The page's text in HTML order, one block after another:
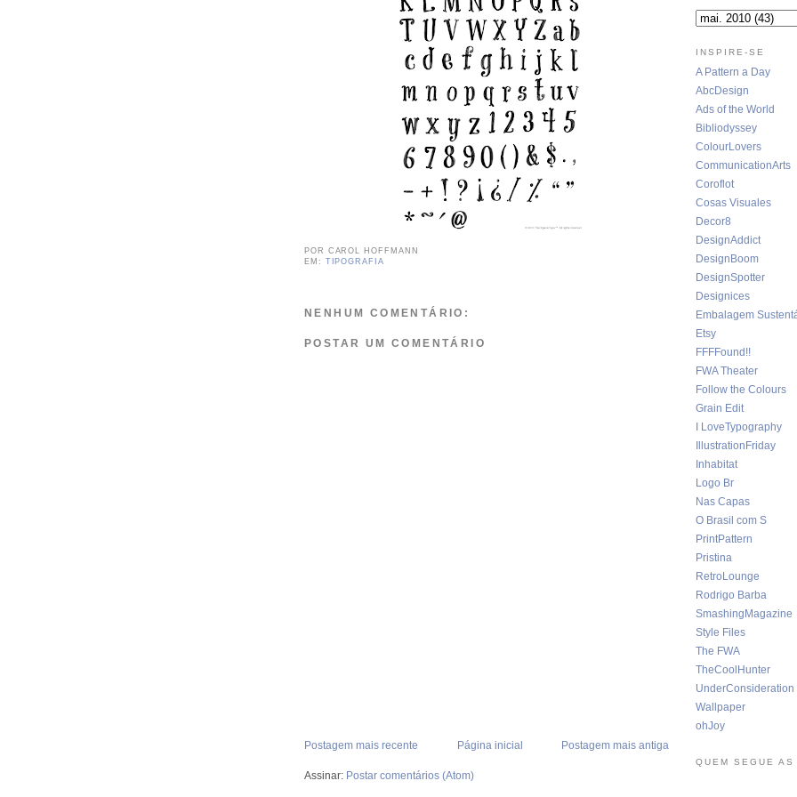
POR CAROL HOFFMANN
EM: TIPOGRAFIA
NENHUM COMENTÁRIO:
POSTAR UM COMENTÁRIO
Postagem mais recente Postagem mais antiga
Página inicial
Assinar: Postar comentários (Atom)
INSPIRE-SE
A Pattern a Day
AbcDesign
Ads of the World
Bibliodyssey
ColourLovers
CommunicationArts
Coroflot
Cosas Visuales
Decor8
DesignAddict
DesignBoom
DesignSpotter
Designices
Embalagem
Etsy
FFFFound!!
FWA Theater
Follow the Colours
Grain Edit
I LoveTypography
IllustrationFriday
Inhabitat
Logo Br
Nas Capas
O Brasil com S
PrintPattern
Pristina
RetroLounge
Rodrigo Barba
SmashingMagazine
Style Files
The FWA
TheCoolHunter
UnderConsideration
Wallpaper
ohJoy
QUEM SEGUE